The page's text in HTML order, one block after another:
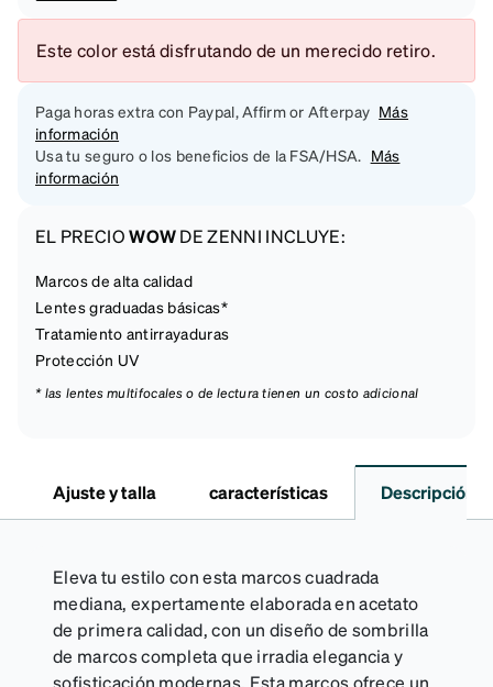
Este color está disfrutando de un merecido retiro.
Paga horas extra con Paypal, Affirm or Afterpay Más
información
Usa tu seguro o los beneficios de la FSA/HSA. Más
información
EL PRECIOWOWDE ZENNI INCLUYE:
Marcos de alta calidad
Lentes graduadas básicas*
Tratamiento antirrayaduras
Protección UV
* las lentes multifocales o de lectura tienen un costo adicional
Ajuste y talla características Descripción
Eleva tu estilo con esta marcos cuadrada
mediana, expertamente elaborada en acetato
de primera calidad, con un diseño de sombrilla
de marcos completa que irradia elegancia y